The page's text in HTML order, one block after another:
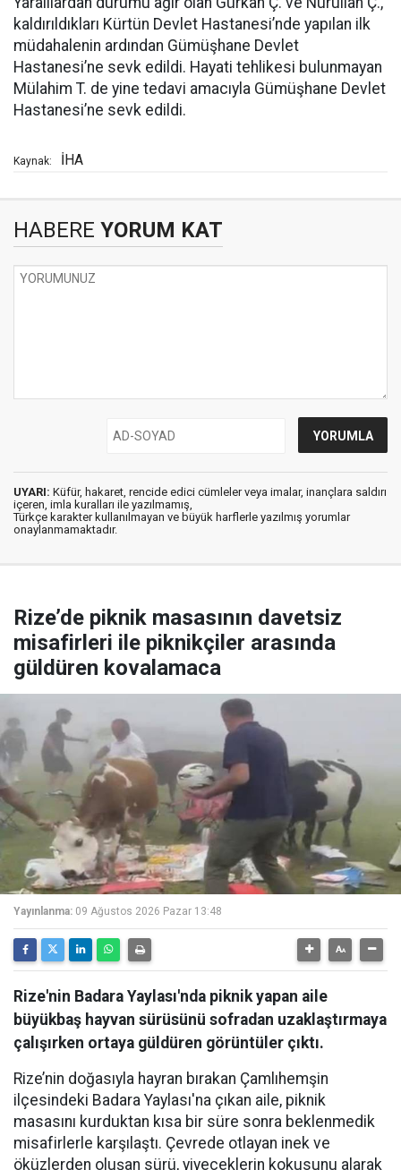
kaldırıldıkları Kürtün Devlet Hastanesi’nde yapılan ilk
müdahalenin ardından Gümüşhane Devlet
Hastanesi’ne sevk edildi. Hayati tehlikesi bulunmayan
Mülahim T. de yine tedavi amacıyla Gümüşhane Devlet
Hastanesi’ne sevk edildi.
Kaynak: İHA
HABERE YORUM KAT
UYARI: Küfür, hakaret, rencide edici cümleler veya imalar, inançlara saldırı
içeren, imla kuralları ile yazılmamış,
Türkçe karakter kullanılmayan ve büyük harflerle yazılmış yorumlar
onaylanmamaktadır.
Rize’de piknik masasının davetsiz
misafirleri ile piknikçiler arasında
güldüren kovalamaca
Yayınlanma: 09 Ağustos 2026 Pazar 13:48
Rize'nin Badara Yaylası'nda piknik yapan aile
büyükbaş hayvan sürüsünü sofradan uzaklaştırmaya
çalışırken ortaya güldüren görüntüler çıktı.
Rize’nin doğasıyla hayran bırakan Çamlıhemşin
ilçesindeki Badara Yaylası'na çıkan aile, piknik
masasını kurduktan kısa bir süre sonra beklenmedik
misafirlerle karşılaştı. Çevrede otlayan inek ve
öküzlerden oluşan sürü, yiyeceklerin kokusunu alarak